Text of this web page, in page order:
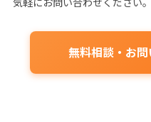
気軽にお問い合わせください。
無料相談・お